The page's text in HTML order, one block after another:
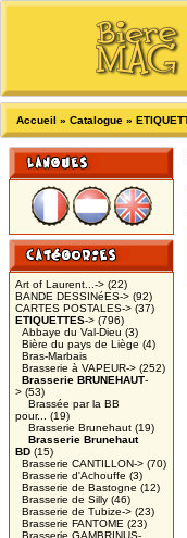
Accueil » Catalogue »
Art of Laurent...-> (22)
BANDE DESSINéES-> (92)
CARTES POSTALES-> (37)
ETIQUETTES-> (796)
Abbaye du Val-Dieu (3)
Bière du pays de Liège (4)
Bras-Marbais
Brasserie à VAPEUR-> (252)
Brasserie BRUNEHAUT-
> (53)
Brassée par la BB
pour...
(19)
Brasserie Brunehaut (19)
Brasserie Brunehaut
BD (15)
Brasserie CANTILLON-> (70)
Brasserie d'Achouffe (3)
Brasserie de Bastogne (12)
Brasserie de Silly (46)
Brasserie de Tubize-> (23)
Brasserie FANTOME (23)
Brasserie GAMBRINUS-